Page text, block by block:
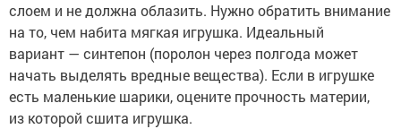
слоем и не должна облазить. Нужно обратить внимание
на то, чем набита мягкая игрушка. Идеальный
вариант — синтепон (поролон через полгода может
начать выделять вредные вещества). Если в игрушке
есть маленькие шарики, оцените прочность материи,
из которой сшита игрушка.